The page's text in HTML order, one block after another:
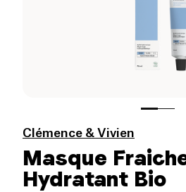
Clémence & Vivien
Masque
Hydratant Bio